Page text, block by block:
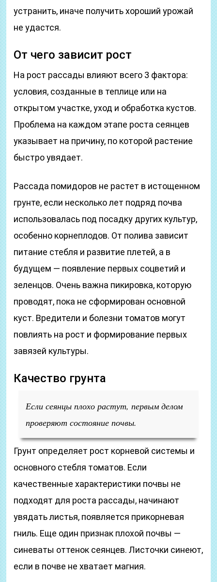
устранить, иначе получить хороший урожай
не удастся.
От чего зависит рост
На рост рассады влияют всего 3 фактора:
условия, созданные в теплице или на
открытом участке, уход и обработка кустов.
Проблема на каждом этапе роста сеянцев
указывает на причину, по которой растение
быстро увядает.
Рассада помидоров не растет в истощенном
грунте, если несколько лет подряд почва
использовалась под посадку других культур,
особенно корнеплодов. От полива зависит
питание стебля и развитие плетей, а в
будущем — появление первых соцветий и
зеленцов. Очень важна пикировка, которую
проводят, пока не сформирован основной
куст. Вредители и болезни томатов могут
повлиять на рост и формирование первых
завязей культуры.
Качество грунта
Если сеянцы плохо растут, первым делом
проверяют состояние почвы.
Грунт определяет рост корневой системы и
основного стебля томатов. Если
качественные характеристики почвы не
подходят для роста рассады, начинают
увядать листья, появляется прикорневая
гниль. Еще один признак плохой почвы —
синеваты оттенок сеянцев. Листочки синеют,
если в почве не хватает магния.